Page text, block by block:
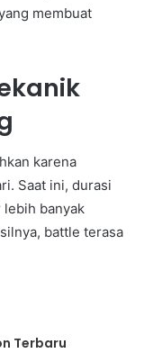
membuat
karena
Saat ini, durasi
banyak
battle terasa
Terbaru